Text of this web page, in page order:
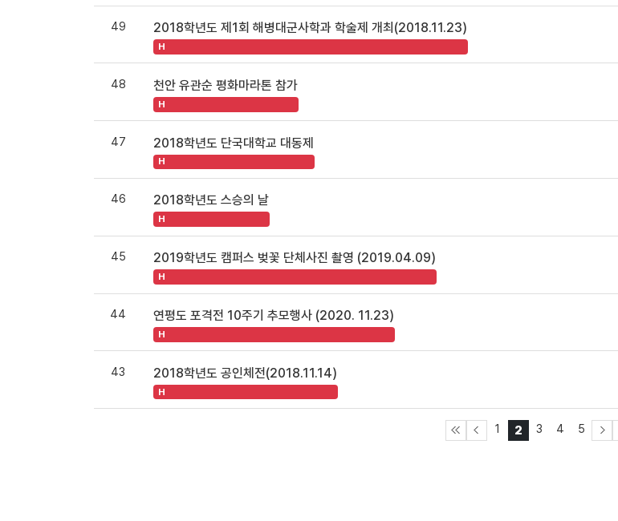
49 2018학년도 제1회 해병대군사학과 학술제 개최(2018.11.23)
H
48 천안 유관순 평화마라톤 참가
H
47 2018학년도 단국대학교 대동제
H
46 2018학년도 스승의 날
H
45 2019학년도 캠퍼스 벚꽃 단체사진 촬영 (2019.04.09)
H
44 연평도 포격전 10주기 추모행사 (2020. 11.23)
H
43 2018학년도 공인체전(2018.11.14)
H
1 2 3 4 5